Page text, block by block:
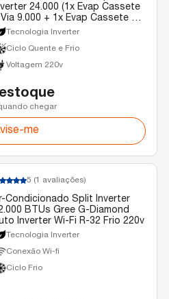
24.000 (1x Evap Cassete
9.000 + 1x Evap Cassete 1
22.000) Gree Quente/Frio R-
220v
Tecnologia Inverter
Ciclo Quente e Frio
Voltagem 220v
chegar
me
5 (1 avaliações)
Condicionado Split Inverter
BTUs Gree G-Diamond
Inverter Wi-Fi R-32 Frio 220v
Tecnologia Inverter
Conexão Wi-fi
Ciclo Frio